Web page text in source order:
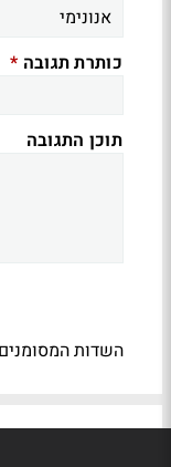
כותרת תגובה *
תוכן התגובה
השדות